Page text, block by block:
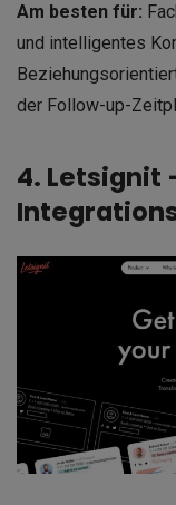
Am besten für:
und intelligentes
der Follow-up-
4. Letsignit